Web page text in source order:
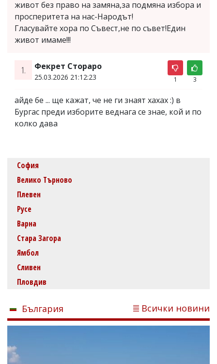
живот без право на замяна,за подмяна избора и
просперитета на нас-Народът!
Гласувайте хора по Съвест,не по съвет!Един
живот имаме!!!
1. Фекрет Стораро
25.03.2026 21:12:23 1 3
айде бе ... ще кажат, че не ги знаят хахах :) в
Бургас преди изборите веднага се знае, кой и по
колко дава
София
Велико Търново
Плевен
Русе
Варна
Стара Загора
Ямбол
Сливен
Пловдив
България Всички новини